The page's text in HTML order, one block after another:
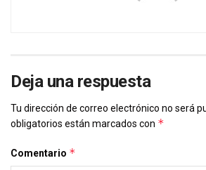
Deja una respuesta
Tu dirección de correo electrónico no será
obligatorios están marcados con *
Comentario *